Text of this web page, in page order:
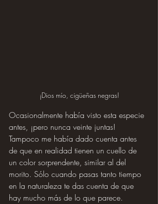
¡Dios mío, cigüeñas negras!
Ocasionalmente había visto esta especie
antes, ¡pero nunca veinte juntas!
Tampoco me había dado cuenta antes
de que en realidad tienen un cuello de
un color sorprendente, similar al del
morito. Sólo cuando pasas tanto tiempo
en la naturaleza te das cuenta de que
hay mucho más de lo que parece.